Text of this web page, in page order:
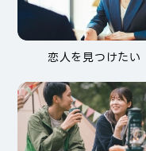
恋人を見つけたい